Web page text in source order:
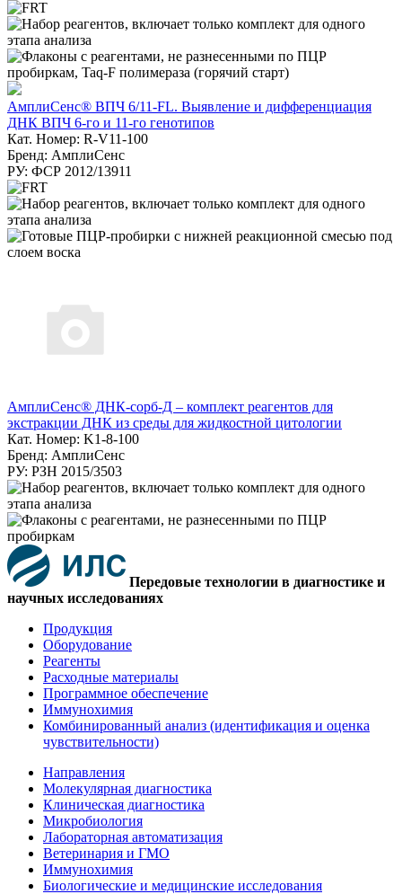
АмплиСенс® ВПЧ 6/11-FL. Выявление и дифференциация
ДНК ВПЧ 6-го и 11-го генотипов
Кат. Номер: R-V11-100
Бренд: АмплиСенс
РУ: ФСР 2012/13911
АмплиСенс® ДНК-сорб-Д – комплект реагентов для
экстракции ДНК из среды для жидкостной цитологии
Кат. Номер: K1-8-100
Бренд: АмплиСенс
РУ: РЗН 2015/3503
Передовые технологии в диагностике и
научных исследованиях
Продукция
Оборудование
Реагенты
Расходные материалы
Программное обеспечение
Иммунохимия
Комбинированный анализ (идентификация и оценка
чувствительности)
Направления
Молекулярная диагностика
Клиническая диагностика
Микробиология
Лабораторная автоматизация
Ветеринария и ГМО
Иммунохимия
Биологические и медицинские исследования